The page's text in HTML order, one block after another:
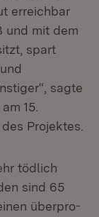
erreichbar
und mit dem
spart
sagte
15.
Projektes.
tödlich
sind 65
überpro­